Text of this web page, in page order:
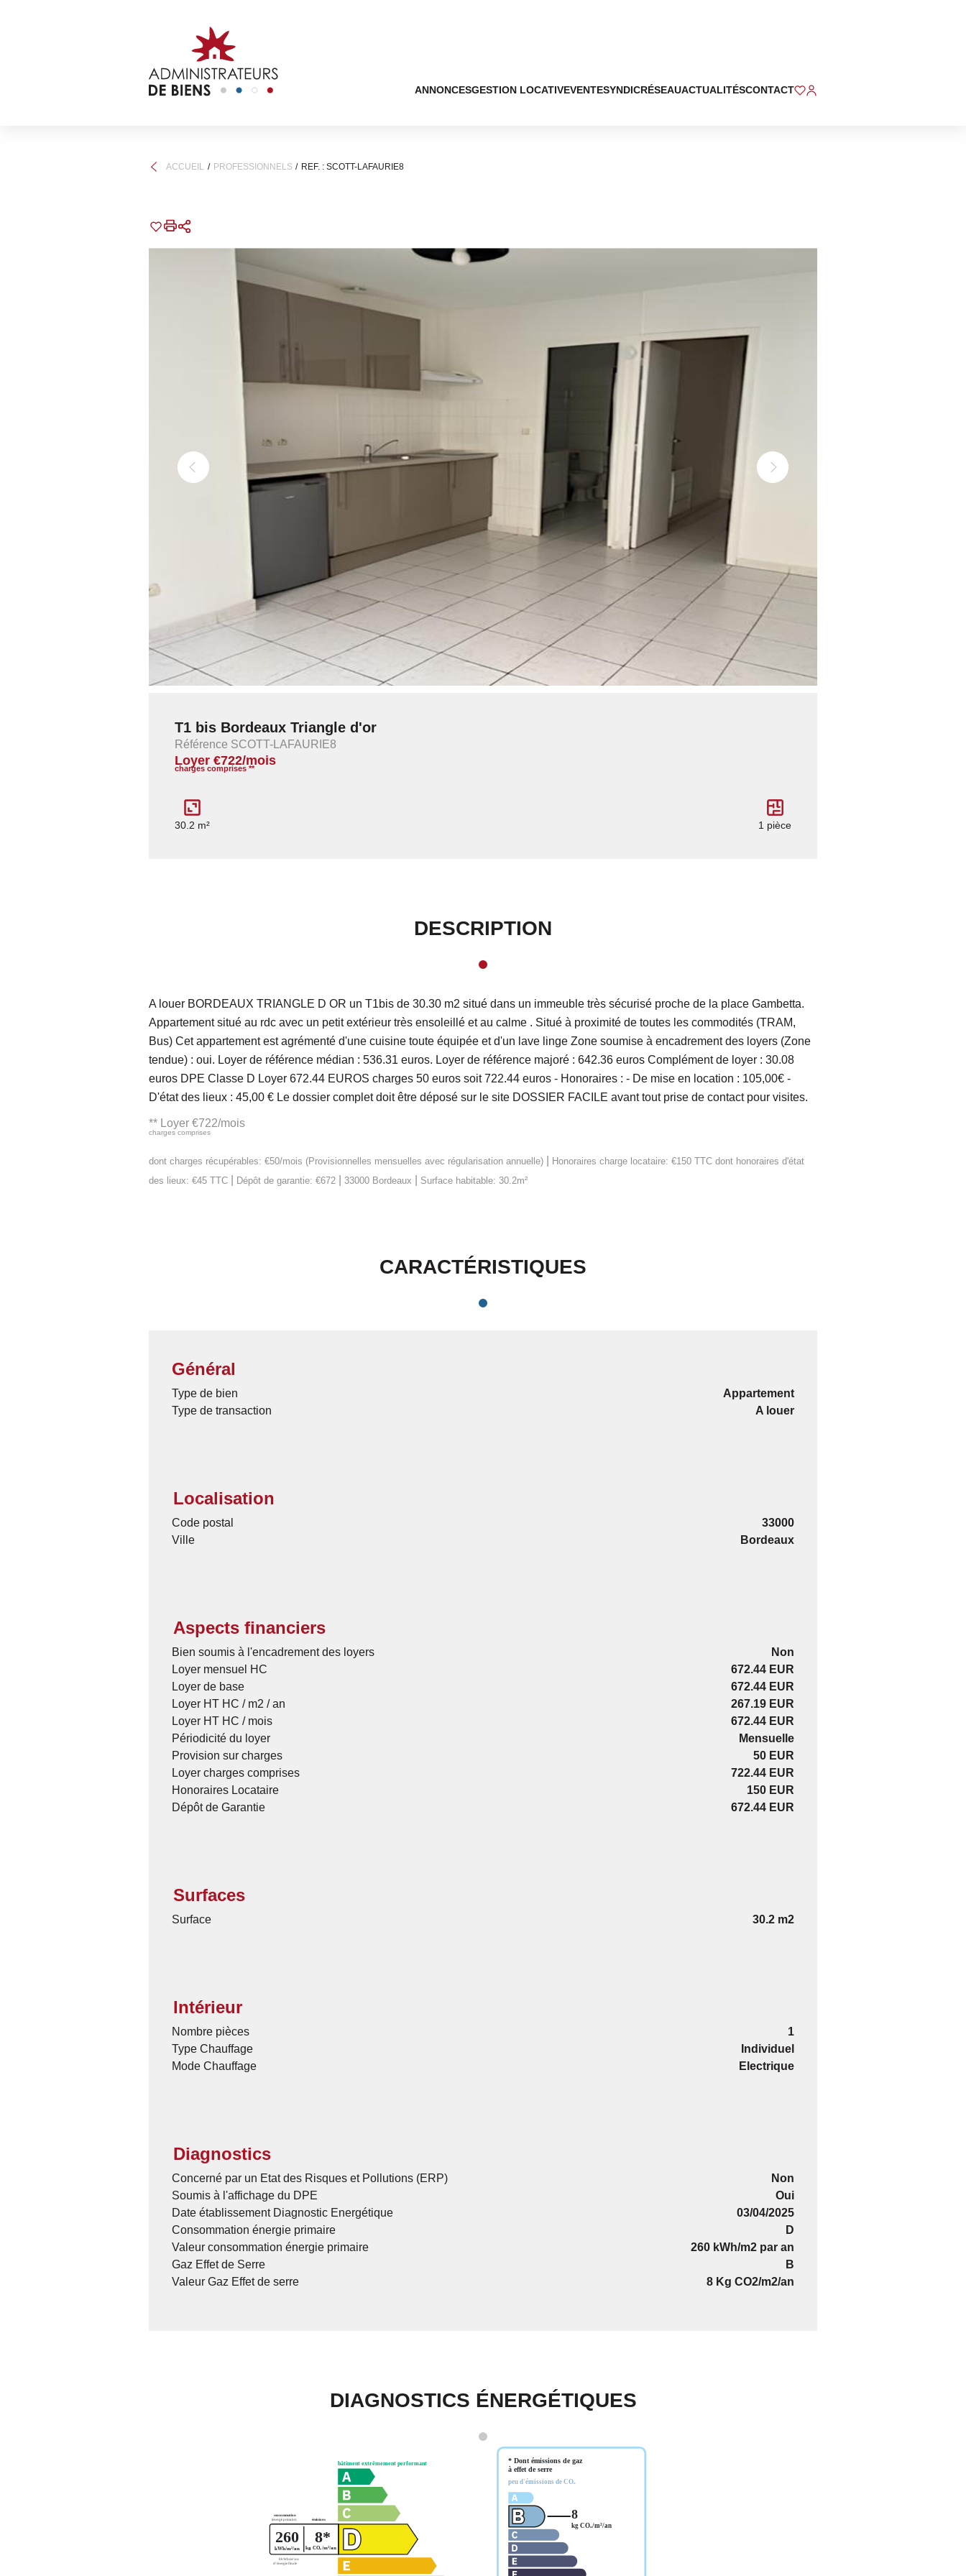
ANNONCESGESTION LOCATIVEVENTESYNDICRÉSEAUACTUALITÉSCONTACT
ACCUEIL PROFESSIONNELS REF. : SCOTT-LAFAURIE8
T1 bis Bordeaux Triangle d'or
Référence SCOTT-LAFAURIE8
Loyer €722/mois
charges comprises **
30.2 m² 1 pièce
DESCRIPTION
A louer BORDEAUX TRIANGLE D OR un T1bis de 30.30 m2 situé dans un immeuble très sécurisé proche de la place Gambetta.
Appartement situé au rdc avec un petit extérieur très ensoleillé et au calme . Situé à proximité de toutes les commodités (TRAM,
Bus) Cet appartement est agrémenté d'une cuisine toute équipée et d'un lave linge Zone soumise à encadrement des loyers (Zone
tendue) : oui. Loyer de référence médian : 536.31 euros. Loyer de référence majoré : 642.36 euros Complément de loyer : 30.08
euros DPE Classe D Loyer 672.44 EUROS charges 50 euros soit 722.44 euros - Honoraires : - De mise en location : 105,00€ -
D'état des lieux : 45,00 € Le dossier complet doit être déposé sur le site DOSSIER FACILE avant tout prise de contact pour visites.
** Loyer €722/mois
charges comprises
dont charges récupérables: €50/mois (Provisionnelles mensuelles avec régularisation annuelle) Honoraires charge locataire: €150 TTC dont honoraires d'état
des lieux: €45 TTC
Dépôt de garantie: €672 33000 Bordeaux Surface habitable: 30.2m²
CARACTÉRISTIQUES
Général
Type de bien
Appartement
Type de transaction
A louer
Localisation
Code postal
33000
Ville
Bordeaux
Aspects financiers
Bien soumis à l'encadrement des loyers
Non
Loyer mensuel HC
672.44 EUR
Loyer de base
672.44 EUR
Loyer HT HC / m2 / an
267.19 EUR
Loyer HT HC / mois
672.44 EUR
Périodicité du loyer
Mensuelle
Provision sur charges
50 EUR
Loyer charges comprises
722.44 EUR
Honoraires Locataire
150 EUR
Dépôt de Garantie
672.44 EUR
Surfaces
Surface 30.2 m2
Intérieur
Nombre pièces
1
Type Chauffage
Individuel
Mode Chauffage
Electrique
Diagnostics
Concerné par un Etat des Risques et Pollutions (ERP)
Non
Soumis à l'affichage du DPE
Oui
Date établissement Diagnostic Energétique
03/04/2025
Consommation énergie primaire
D
Valeur consommation énergie primaire
260 kWh/m2 par an
Gaz Effet de Serre
B
Valeur Gaz Effet de serre
8 Kg CO2/m2/an
DIAGNOSTICS ÉNERGÉTIQUES